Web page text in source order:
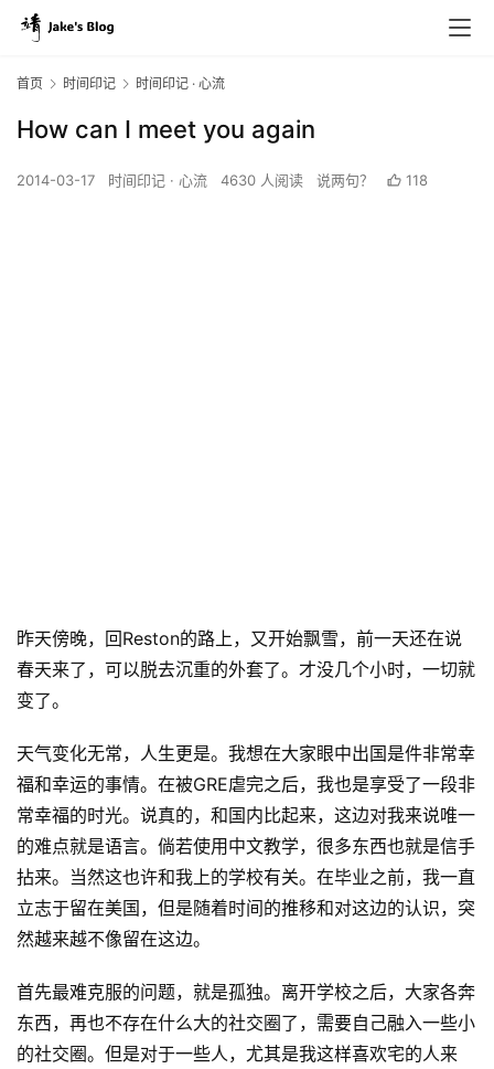
首页 时间印记 时间印记 · 心流
How can I meet you again
2014-03-17 时间印记 · 心流 4630 人阅读 说两句？ 118
昨天傍晚，回Reston的路上，又开始飘雪，前一天还在说
春天来了，可以脱去沉重的外套了。才没几个小时，一切就
变了。
天气变化无常，人生更是。我想在大家眼中出国是件非常幸
福和幸运的事情。在被GRE虐完之后，我也是享受了一段非
常幸福的时光。说真的，和国内比起来，这边对我来说唯一
的难点就是语言。倘若使用中文教学，很多东西也就是信手
拈来。当然这也许和我上的学校有关。在毕业之前，我一直
立志于留在美国，但是随着时间的推移和对这边的认识，突
然越来越不像留在这边。
首先最难克服的问题，就是孤独。离开学校之后，大家各奔
东西，再也不存在什么大的社交圈了，需要自己融入一些小
的社交圈。但是对于一些人，尤其是我这样喜欢宅的人来